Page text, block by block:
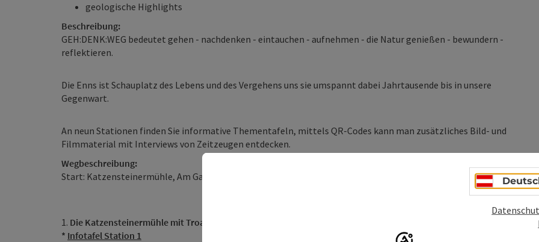
geologische Highlights
Beschreibung:
GEH:DENK:WEG bedeutet gehen - nachdenken - eintauchen - aufnehmen - die Natur genießen - bewundern -
reflektieren.
Die Enns ist Schauplatz des Lebens und des Vergehens uns sie umspannt dabei Jahrtausende bis in unsere
Gegenwart.
An neun Stationen finden Sie informative Thementafeln, mittels QR-Codes kann man zusätzliches Bild- und
Filmmaterial mit Interviews von Zeitzeugen entdecken.
Wegbeschreibung:
Start: Katzensteinermühle, Am Gaflenzbach 33, 3335 Weyer an der Enns
1. Die Katzensteinermühle mit Troadkasten und Gattersäge
* Infotafel Station 1